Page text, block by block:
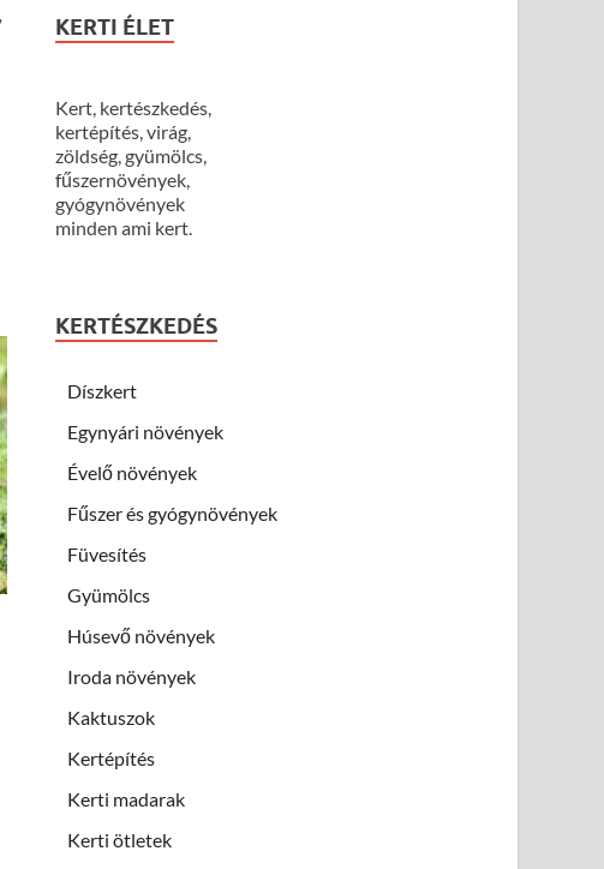
KERTI ÉLET
Kert, kertészkedés,
kertépítés, virág,
zöldség, gyümölcs,
fűszernövények,
gyógynövények
minden ami kert.
KERTÉSZKEDÉS
Díszkert
Egynyári növények
Évelő növények
Fűszer és gyógynövények
Füvesítés
Gyümölcs
Húsevő növények
Iroda növények
Kaktuszok
Kertépítés
Kerti madarak
Kerti ötletek